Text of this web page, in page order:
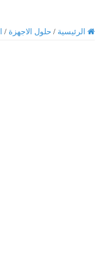
الرئيسية / حلول الاجهزة /